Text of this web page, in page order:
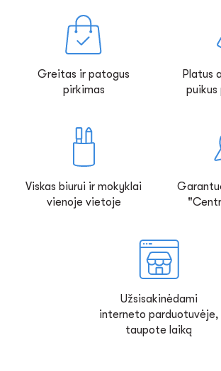
Greitas ir patogus
pirkimas
Platus
puikus
Viskas biurui ir mokyklai
vienoje vietoje
Užsisakinėdami
interneto parduotuvėje,
taupote laiką